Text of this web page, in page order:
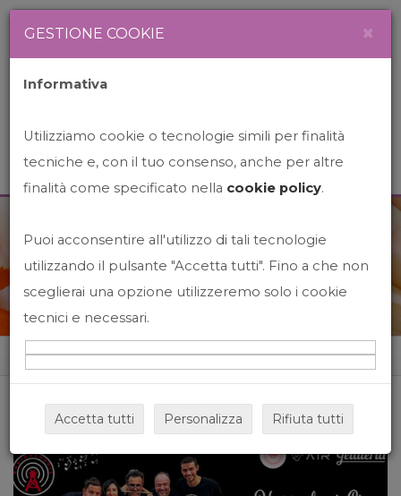
News&Events
Home News&events
GESTIONE COOKIE ×
Informativa
Utilizziamo cookie o tecnologie simili per finalità
tecniche e, con il tuo consenso, anche per altre
finalità come specificato nella cookie policy.
Puoi acconsentire all'utilizzo di tali tecnologie
utilizzando il pulsante "Accetta tutti". Fino a che non
sceglierai una opzione utilizzeremo solo i cookie
tecnici e necessari.
Accetta tutti Personalizza Rifiuta tutti